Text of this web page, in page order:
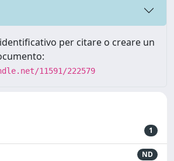
per citare o creare un
11591/222579
1
ND